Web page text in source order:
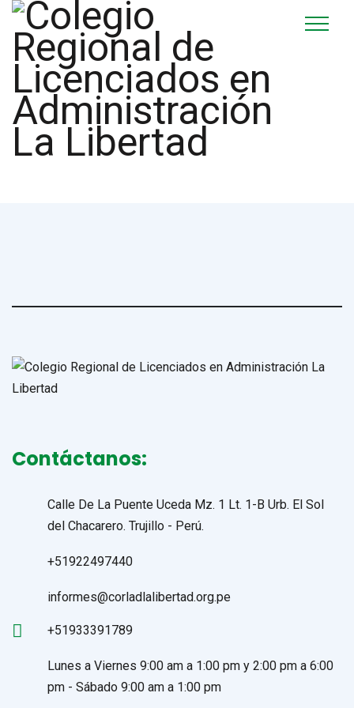
Contáctanos:
Calle De La Puente Uceda Mz. 1 Lt. 1-B Urb. El Sol
del Chacarero. Trujillo - Perú.
+51922497440
informes@corladlalibertad.org.pe
+51933391789
Lunes a Viernes 9:00 am a 1:00 pm y 2:00 pm a 6:00
pm - Sábado 9:00 am a 1:00 pm